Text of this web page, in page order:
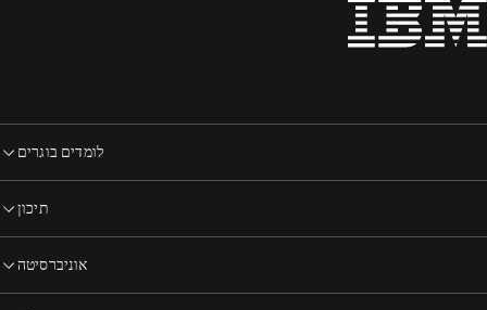
לומדים בוגרים
תיכון
אוניברסיטה